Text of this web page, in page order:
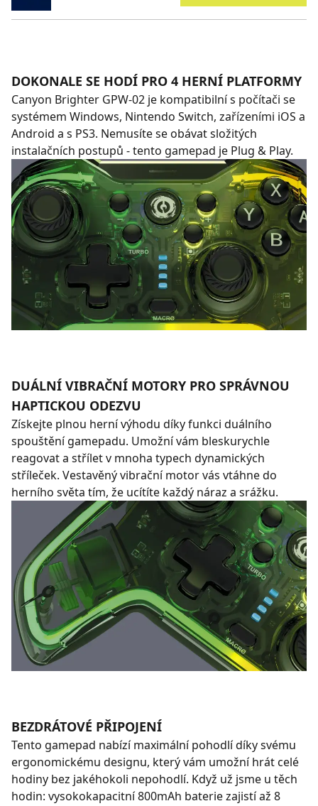
DOKONALE SE HODÍ PRO 4 HERNÍ PLATFORMY
Canyon Brighter GPW-02 je kompatibilní s počítači se
systémem Windows, Nintendo Switch, zařízeními iOS a
Android a s PS3. Nemusíte se obávat složitých
instalačních postupů - tento gamepad je Plug & Play.
DUÁLNÍ VIBRAČNÍ MOTORY PRO SPRÁVNOU
HAPTICKOU ODEZVU
Získejte plnou herní výhodu díky funkci duálního
spouštění gamepadu. Umožní vám bleskurychle
reagovat a střílet v mnoha typech dynamických
stříleček. Vestavěný vibrační motor vás vtáhne do
herního světa tím, že ucítíte každý náraz a srážku.
BEZDRÁTOVÉ PŘIPOJENÍ
Tento gamepad nabízí maximální pohodlí díky svému
ergonomickému designu, který vám umožní hrát celé
hodiny bez jakéhokoli nepohodlí. Když už jsme u těch
hodin: vysokokapacitní 800mAh baterie zajistí až 8